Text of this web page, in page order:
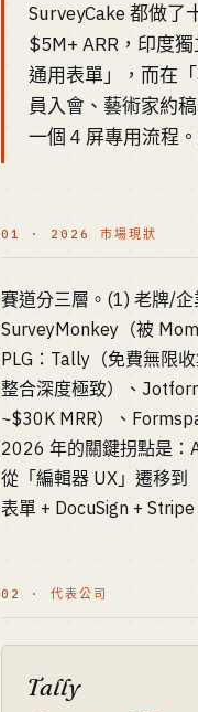
SurveyCake 都做
$5M+ ARR，印度
通用表單」，而在
員入會、藝術家約
一個 4 屏專用流程
01 · 2026 市場現狀
賽道分三層。(1) 老牌/
SurveyMonkey（被
PLG：Tally（免費無限
整合深度極致）、
~$30K MRR）、
2026 年的關鍵拐點是
從「編輯器 UX」遷移到
表單 + DocuSign +
02 · 代表公司
Tally